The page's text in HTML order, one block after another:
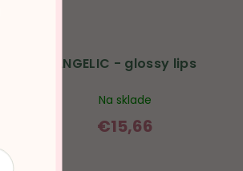
ANGELIC - glossy lips
Na sklade
€15,66